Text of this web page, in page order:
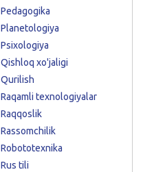
Pedagogika
Planetologiya
Psixologiya
Qishloq xo'jaligi
Qurilish
Raqamli texnologiyalar
Raqqoslik
Rassomchilik
Robototexnika
Rus tili